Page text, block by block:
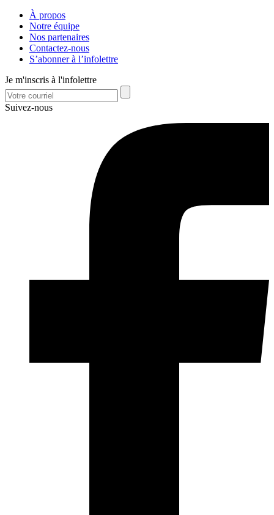
À propos
Notre équipe
Nos partenaires
Contactez-nous
S’abonner à l’infolettre
Je m'inscris à l'infolettre
Suivez-nous